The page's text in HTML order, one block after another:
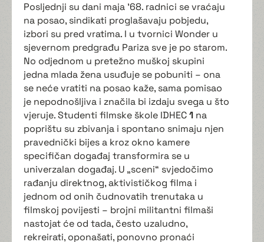
Posljednji su dani maja ’68. radnici se vraćaju
na posao, sindikati proglašavaju pobjedu,
izbori su pred vratima. I u tvornici Wonder u
sjevernom predgrađu Pariza sve je po starom.
No odjednom u pretežno muškoj skupini
jedna mlada žena usuđuje se pobuniti – ona
se neće vratiti na posao kaže, sama pomisao
je nepodnošljiva i značila bi izdaju svega u što
vjeruje. Studenti filmske škole IDHEC1 na
poprištu su zbivanja i spontano snimaju njen
pravednički bijes a kroz okno kamere
specifičan događaj transformira se u
univerzalan događaj. U „sceni“ svjedočimo
rađanju direktnog, aktivističkog filma i
jednom od onih čudnovatih trenutaka u
filmskoj povijesti – brojni militantni filmaši
nastojat će od tada, često uzaludno,
rekreirati, oponašati, ponovno pronaći